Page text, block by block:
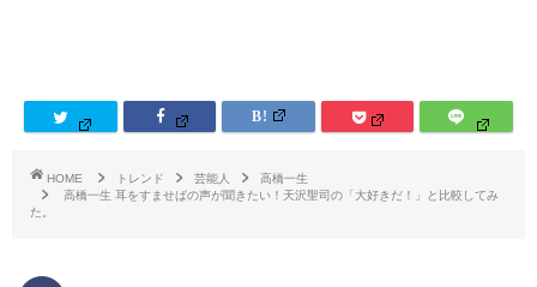
HOME トレンド 芸能人
高橋一生
高橋一生 耳をすませばの声が聞きたい！天沢聖司の「大好きだ！」と比較してみ
た。